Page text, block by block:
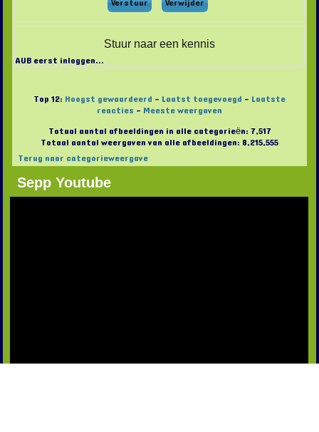
Stuur naar een kennis
AUB eerst inloggen...
Top 12: Hoogst gewaardeerd - Laatst toegevoegd - Laatste
reacties - Meeste weergaven
Totaal aantal afbeeldingen in alle categorieën: 7,517
Totaal aantal weergaven van alle afbeeldingen: 8,215,555
Terug naar categorieweergave
Sepp Youtube